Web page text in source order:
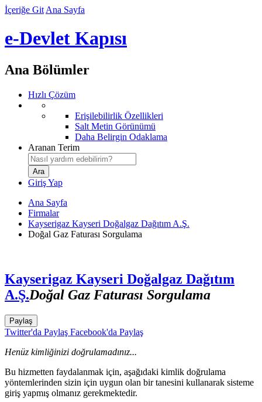
İçeriğe Git Ana Sayfa
e-Devlet Kapısı
Ana Bölümler
Hızlı Çözüm
Erişilebilirlik Özellikleri
Salt Metin Görünümü
Daha Belirgin Odaklama
Aranan Terim
Giriş Yap
Ana Sayfa
Firmalar
Kayserigaz Kayseri Doğalgaz Dağıtım A.Ş.
Doğal Gaz Faturası Sorgulama
Kayserigaz Kayseri Doğalgaz Dağıtım
A.Ş.Doğal Gaz Faturası Sorgulama
Paylaş
Twitter'da Paylaş Facebook'da Paylaş
Henüz kimliğinizi doğrulamadınız...
Bu hizmetten faydalanmak için, aşağıdaki kimlik doğrulama
yöntemlerinden sizin için uygun olan bir tanesini kullanarak sisteme
giriş yapmış olmanız gerekmektedir.